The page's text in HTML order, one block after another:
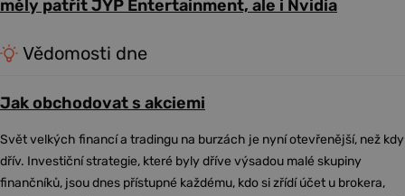
měly patřit JYP Entertainment, ale i Nvidia
Vědomosti dne
Jak obchodovat s akciemi
Svět velkých financí a tradingu na burzách je nyní otevřenější, než kdy
dřív. Investiční strategie, které byly dříve výsadou malé skupiny
finančníků, jsou dnes přístupné každému, kdo si zřídí účet u brokera,